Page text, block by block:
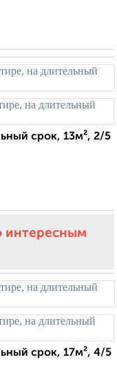
срок, 13м², 2/5
интересным
срок, 17м², 4/5